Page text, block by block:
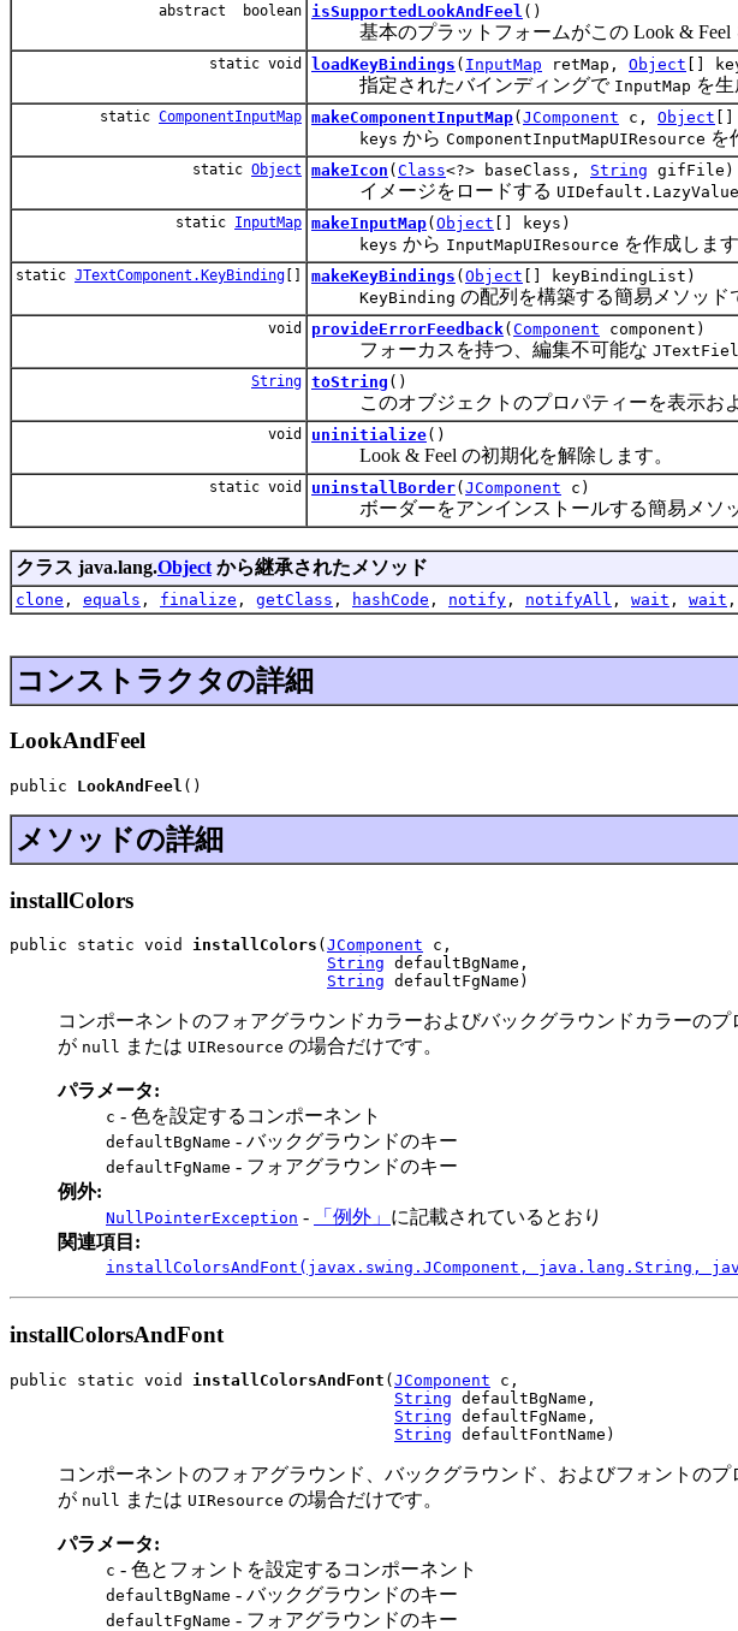
abstract boolean isSupportedLookAndFeel ()
基本のプラットフォームがこの Look & Feel
static void loadKeyBindings ( InputMap retMap, Object []
指定されたバインディングで InputMap を生
static ComponentInputMap makeComponentInputMap(JComponent c, Object []
keys から ComponentInputMapUIResource を
static Object makeIcon (Class<?> baseClass, String gifFile)
イメージをロードする UIDefault.LazyValue
static InputMap makeInputMap(Object [] keys)
keys から InputMapUIResource を作成します
static JTextComponent.KeyBinding [] makeKeyBindings (Object [] keyBindingList)
KeyBinding の配列を構築する簡易メソッド
void provideErrorFeedback(Component component)
フォーカスを持つ、編集不可能な
String toString ()
このオブジェクトのプロパティーを表示およ
void uninitialize()
Look & Feel の初期化を解除します。
static void uninstallBorder(JComponent c)
ボーダーをアンインストールする簡易メソッ
クラス java.lang.Object から継承されたメソッド
clone , equals , finalize , getClass , hashCode , notify , notifyAll , wait , wait ,
コンストラクタの詳細
LookAndFeel
public LookAndFeel ()
メソッドの詳細
installColors
public static void installColors ( JComponent c,
String defaultBgName,
String defaultFgName)
コンポーネントのフォアグラウンドカラーおよびバックグラウンドカラーの
が null または UIResource の場合だけです。
パラメータ:
c - 色を設定するコンポーネント
defaultBgName - バックグラウンドのキー
defaultFgName - フォアグラウンドのキー
例外:
NullPointerException - 「例外」 に記載されているとおり
関連項目:
installColorsAndFont(javax.swing.JComponent, java.lang.String,
installColorsAndFont
public static void installColorsAndFont ( JComponent c,
String defaultBgName,
String defaultFgName,
String defaultFontName)
コンポーネントのフォアグラウンド、バックグラウンド、およびフォントの
が null または UIResource の場合だけです。
パラメータ:
c - 色とフォントを設定するコンポーネント
defaultBgName - バックグラウンドのキー
defaultFgName - フォアグラウンドのキー